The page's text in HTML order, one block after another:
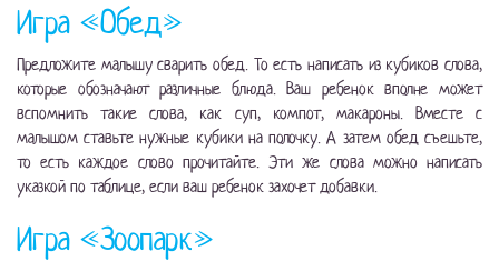
Игра «Обед»
Предложите малышу сварить обед. То есть написать из кубиков слова,
которые обозначают различные блюда. Ваш ребенок вполне может
вспомнить такие слова, как суп, компот, макароны. Вместе с
малышом ставьте нужные кубики на полочку. А затем обед съешьте,
то есть каждое слово прочитайте. Эти же слова можно написать
указкой по таблице, если ваш ребенок захочет добавки.
Игра «Зоопарк»